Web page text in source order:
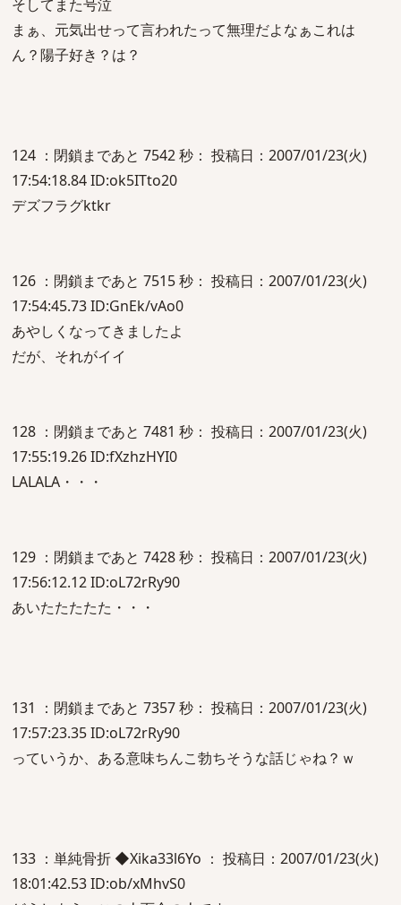
そしてまた号泣
まぁ、元気出せって言われたって無理だよなぁこれは
ん？陽子好き？は？
124 ：閉鎖まであと 7542 秒： 投稿日：2007/01/23(火)
17:54:18.84 ID:ok5ITto20
デズフラグktkr
126 ：閉鎖まであと 7515 秒： 投稿日：2007/01/23(火)
17:54:45.73 ID:GnEk/vAo0
あやしくなってきましたよ
だが、それがイイ
128 ：閉鎖まであと 7481 秒： 投稿日：2007/01/23(火)
17:55:19.26 ID:fXzhzHYI0
LALALA・・・
129 ：閉鎖まであと 7428 秒： 投稿日：2007/01/23(火)
17:56:12.12 ID:oL72rRy90
あいたたたたた・・・
131 ：閉鎖まであと 7357 秒： 投稿日：2007/01/23(火)
17:57:23.35 ID:oL72rRy90
っていうか、ある意味ちんこ勃ちそうな話じゃね？ｗ
133 ：単純骨折 ◆Xika33l6Yo ： 投稿日：2007/01/23(火)
18:01:42.53 ID:ob/xMhvS0